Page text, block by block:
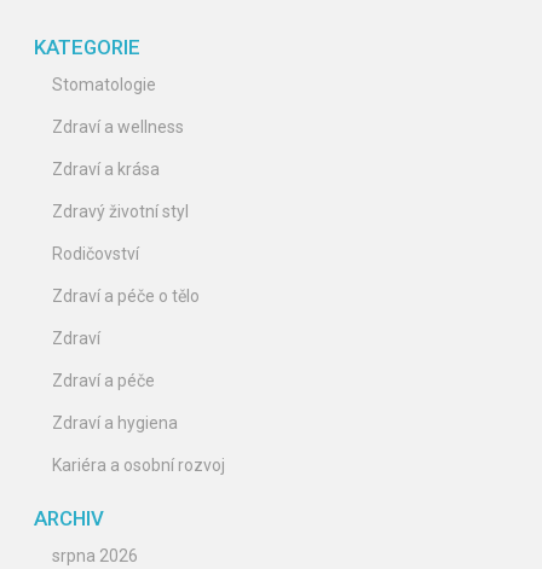
KATEGORIE
Stomatologie
Zdraví a wellness
Zdraví a krása
Zdravý životní styl
Rodičovství
Zdraví a péče o tělo
Zdraví
Zdraví a péče
Zdraví a hygiena
Kariéra a osobní rozvoj
ARCHIV
srpna 2026